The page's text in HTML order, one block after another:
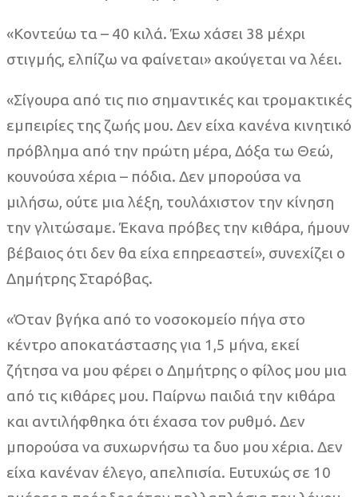
«Κοντεύω τα – 40 κιλά. Έχω χάσει 38 μέχρι
στιγμής, ελπίζω να φαίνεται» ακούγεται να λέει.
«Σίγουρα από τις πιο σημαντικές και τρομακτικές
εμπειρίες της ζωής μου. Δεν είχα κανένα κινητικό
πρόβλημα από την πρώτη μέρα, Δόξα τω Θεώ,
κουνούσα χέρια – πόδια. Δεν μπορούσα να
μιλήσω, ούτε μια λέξη, τουλάχιστον την κίνηση
την γλιτώσαμε. Έκανα πρόβες την κιθάρα, ήμουν
βέβαιος ότι δεν θα είχα επηρεαστεί», συνεχίζει ο
Δημήτρης Σταρόβας.
«Όταν βγήκα από το νοσοκομείο πήγα στο
κέντρο αποκατάστασης για 1,5 μήνα, εκεί
ζήτησα να μου φέρει ο Δημήτρης ο φίλος μου μια
από τις κιθάρες μου. Παίρνω παιδιά την κιθάρα
και αντιλήφθηκα ότι έχασα τον ρυθμό. Δεν
μπορούσα να συχωρνήσω τα δυο μου χέρια. Δεν
είχα κανέναν έλεγο, απελπισία. Ευτυχώς σε 10